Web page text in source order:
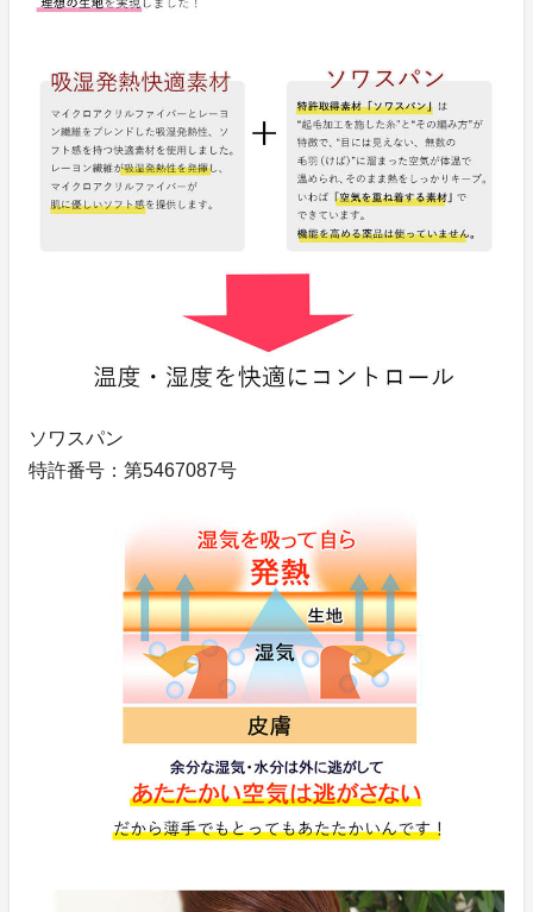
ソワスパン
特許番号：第5467087号